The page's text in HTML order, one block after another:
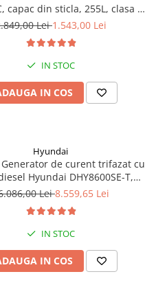
capac din sticla, 255L, clasa C,
convertibila
Lei1.543,00 Lei
IN STOC
IN COS
Hyundai
Generator de curent trifazat cu
Hyundai DHY8600SE-T,
12 CP, Putere maxima 7.9
trifazata ATS12-3P
Lei8.559,65 Lei
IN STOC
IN COS